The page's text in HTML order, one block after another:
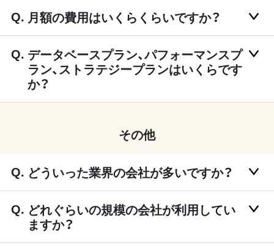
月額の費用はいくらくらいですか？
データベースプラン、パフォーマンスプ
ラン、ストラテジープランはいくらです
か？
その他
どういった業界の会社が多いですか？
どれぐらいの規模の会社が利用してい
ますか？